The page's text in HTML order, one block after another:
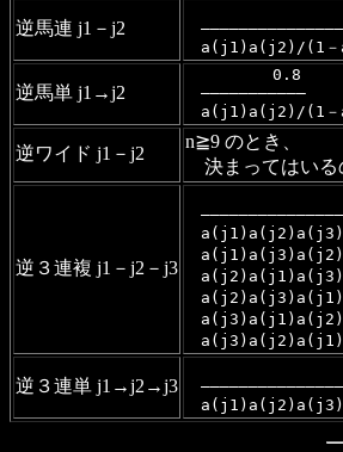
逆馬連 j1－j2
a(j1)a(j2)/(1－
逆馬単 j1→j2
―――――――――――
a(j1)a(j2)/(1
逆ワイド j1－j2
n≧9 のとき、
決まってはいる
逆３連複 j1－j2－j3
a(j1)a(j2)a(j3)
a(j1)a(j3)a(j2)
a(j2)a(j1)a(j3)
a(j2)a(j3)a(j1)
a(j3)a(j1)a(j2)
a(j3)a(j2)a(j1)
逆３連単 j1→j2→j3
a(j1)a(j2)a(j3)